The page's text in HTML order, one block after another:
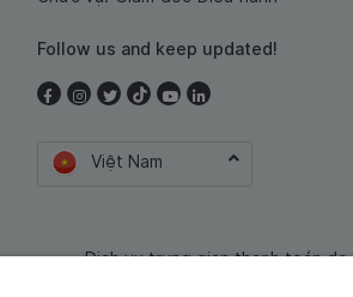
Follow us and keep updated!
Việt Nam
Dịch vụ trung gian thanh toán